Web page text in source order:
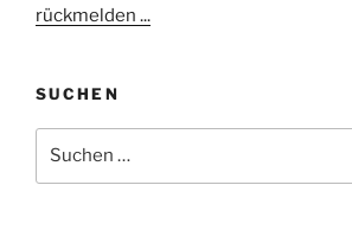
rückmelden ...
SUCHEN
nach: